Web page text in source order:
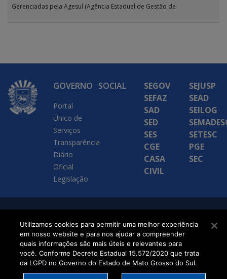
Gerenciadas pela Agesul (Agência Estadual de Gestão de
GOVERNO
Portal
Único de
Serviços
Transparência
Diário
Oficial
Legislação
SOCIAL
SEGOV
SEFAZ
SAD
SED
SES
CGE
CASA
CIVIL
SEJUSP
SEAD
SEILOG
SETESC
PGE
SEC
Executiva de
Transformação Digital
Utilizamos cookies para permitir uma melhor experiência
em nosso website e para nos ajudar a compreender
quais informações são mais úteis e relevantes para
você. Conforme Decreto Estadual 15.572/2020 que trata
da LGPD no Governo do Estado de Mato Grosso do Sul.